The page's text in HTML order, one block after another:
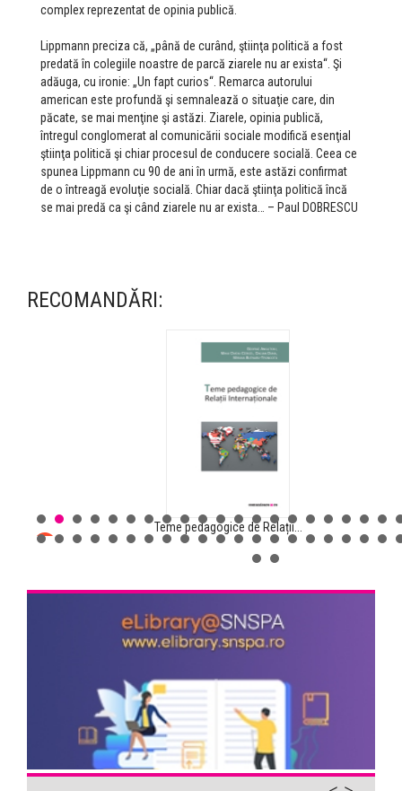
complex reprezentat de opinia publică.
Lippmann preciza că, „până de curând, ştiinţa politică a fost
predată în colegiile noastre de parcă ziarele nu ar exista“. Şi
adăuga, cu ironie: „Un fapt curios“. Remarca autorului
american este profundă şi semnalează o situaţie care, din
păcate, se mai menţine şi astăzi. Ziarele, opinia publică,
întregul conglomerat al comunicării sociale modifică esenţial
ştiinţa politică şi chiar procesul de conducere socială. Ceea ce
spunea Lippmann cu 90 de ani în urmă, este astăzi confirmat
de o întreagă evoluţie socială. Chiar dacă ştiinţa politică încă
se mai predă ca şi când ziarele nu ar exista… – Paul DOBRESCU
RECOMANDĂRI:
Teme pedagogice de Relații...
Comunicarea pentru sănătate...